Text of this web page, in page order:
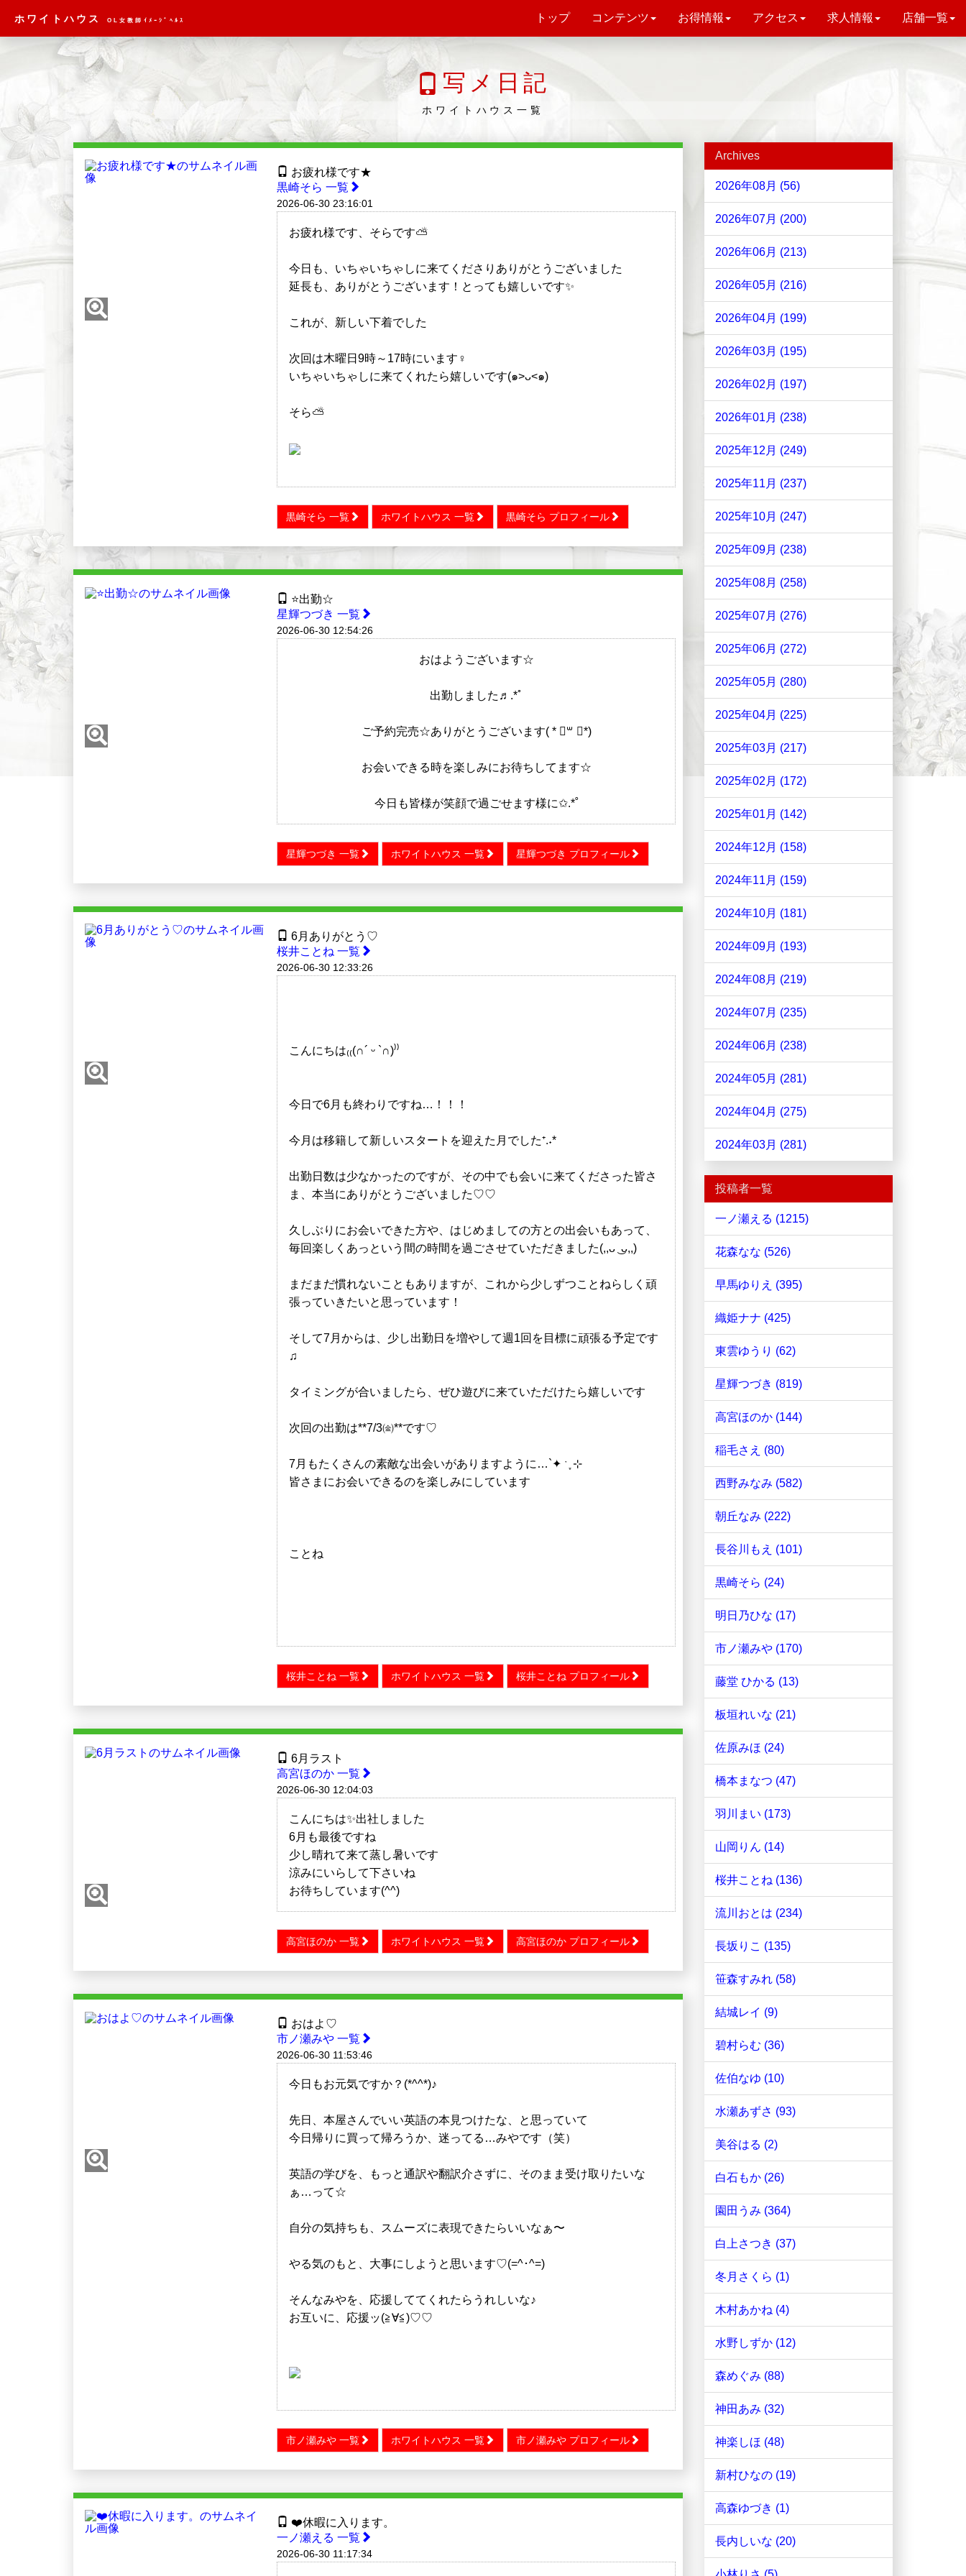
ホワイトハウス OL女教師ｲﾒｰｼﾞﾍﾙｽ トップ コンテンツ お得情報 アクセス 求人情報 店舗一覧
写メ日記
ホワイトハウス一覧
お疲れ様です★
黒崎そら 一覧
2026-06-30 23:16:01
お疲れ様です、そらです⛅️
今日も、いちゃいちゃしに来てくださりありがとうございました
延長も、ありがとうございます！とっても嬉しいです✨
これが、新しい下着でした
次回は木曜日9時～17時にいます‍♀️
いちゃいちゃしに来てくれたら嬉しいです(๑>ᴗ<๑)
そら⛅️
黒崎そら 一覧 ホワイトハウス 一覧 黒崎そら プロフィール
⭐️出勤☆
星輝つづき 一覧
2026-06-30 12:54:26
おはようございます☆
出勤しました♬.*ﾟ
ご予約完売☆ありがとうございます( * ॑꒳ ॑*)
お会いできる時を楽しみにお待ちしてます☆
今日も皆様が笑顔で過ごせます様に✩.*˚
星輝つづき 一覧 ホワイトハウス 一覧 星輝つづき プロフィール
6月ありがとう♡
桜井ことね 一覧
2026-06-30 12:33:26
こんにちは₍₍(∩´ ᵕ `∩)⁾⁾
今日で6月も終わりですね…！！！
今月は移籍して新しいスタートを迎えた月でした⁺.˖*
出勤日数は少なかったのですが、その中でも会いに来てくださった皆さ
ま、本当にありがとうございました♡♡
久しぶりにお会いできた方や、はじめましての方との出会いもあって、
毎回楽しくあっという間の時間を過ごさせていただきました(,,ᴗ ͜ ᴗ,,)
まだまだ慣れないこともありますが、これから少しずつことねらしく頑
張っていきたいと思っています！
そして7月からは、少し出勤日を増やして週1回を目標に頑張る予定です
♫
タイミングが合いましたら、ぜひ遊びに来ていただけたら嬉しいです
次回の出勤は**7/3㈮**です♡
7月もたくさんの素敵な出会いがありますように…`✦ ˑ ִֶ ⊹
皆さまにお会いできるのを楽しみにしています
ことね
桜井ことね 一覧 ホワイトハウス 一覧 桜井ことね プロフィール
6月ラスト
高宮ほのか 一覧
2026-06-30 12:04:03
こんにちは✨出社しました
6月も最後ですね
少し晴れて来て蒸し暑いです
涼みにいらして下さいね
お待ちしています(^^)
高宮ほのか 一覧 ホワイトハウス 一覧 高宮ほのか プロフィール
おはよ♡
市ノ瀬みや 一覧
2026-06-30 11:53:46
今日もお元気ですか？(*^^*)♪
先日、本屋さんでいい英語の本見つけたな、と思っていて
今日帰りに買って帰ろうか、迷ってる…みやです（笑）
英語の学びを、もっと通訳や翻訳介さずに、そのまま受け取りたいな
ぁ…って☆
自分の気持ちも、スムーズに表現できたらいいなぁ〜
やる気のもと、大事にしようと思います♡(=^･^=)
そんなみやを、応援しててくれたらうれしいな♪
お互いに、応援ッ(≧∀≦)♡♡
市ノ瀬みや 一覧 ホワイトハウス 一覧 市ノ瀬みや プロフィール
❤️休暇に入ります。
一ノ瀬える 一覧
2026-06-30 11:17:34
Archives
2026年08月 (56)
2026年07月 (200)
2026年06月 (213)
2026年05月 (216)
2026年04月 (199)
2026年03月 (195)
2026年02月 (197)
2026年01月 (238)
2025年12月 (249)
2025年11月 (237)
2025年10月 (247)
2025年09月 (238)
2025年08月 (258)
2025年07月 (276)
2025年06月 (272)
2025年05月 (280)
2025年04月 (225)
2025年03月 (217)
2025年02月 (172)
2025年01月 (142)
2024年12月 (158)
2024年11月 (159)
2024年10月 (181)
2024年09月 (193)
2024年08月 (219)
2024年07月 (235)
2024年06月 (238)
2024年05月 (281)
2024年04月 (275)
2024年03月 (281)
投稿者一覧
一ノ瀬える (1215)
花森なな (526)
早馬ゆりえ (395)
織姫ナナ (425)
東雲ゆうり (62)
星輝つづき (819)
高宮ほのか (144)
稲毛さえ (80)
西野みなみ (582)
朝丘なみ (222)
長谷川もえ (101)
黒崎そら (24)
明日乃ひな (17)
市ノ瀬みや (170)
藤堂 ひかる (13)
板垣れいな (21)
佐原みほ (24)
橋本まなつ (47)
羽川まい (173)
山岡りん (14)
桜井ことね (136)
流川おとは (234)
長坂りこ (135)
笹森すみれ (58)
結城レイ (9)
碧村らむ (36)
佐伯なゆ (10)
水瀬あずさ (93)
美谷はる (2)
白石もか (26)
園田うみ (364)
白上さつき (37)
冬月さくら (1)
木村あかね (4)
水野しずか (12)
森めぐみ (88)
神田あみ (32)
神楽しほ (48)
新村ひなの (19)
高森ゆづき (1)
長内しいな (20)